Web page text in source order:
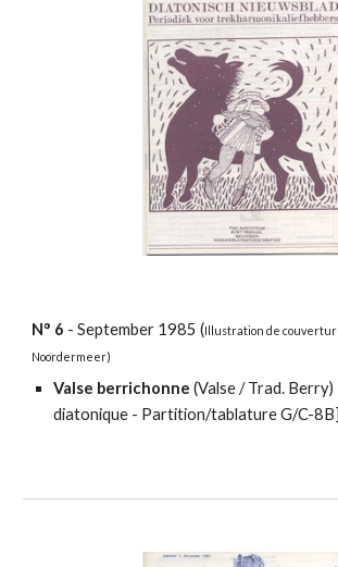
N° 6 -September 1985 (Illustration de
Noordermeer)
Valse berrichonne (Valse / Trad. Berry)
diatonique - Partition/tablatureG/C-